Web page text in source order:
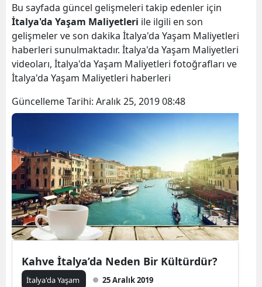
Bu sayfada güncel gelişmeleri takip edenler için
İtalya'da Yaşam Maliyetleri ile ilgili en son
gelişmeler ve son dakika İtalya'da Yaşam Maliyetleri
haberleri sunulmaktadır. İtalya'da Yaşam Maliyetleri
videoları, İtalya'da Yaşam Maliyetleri fotoğrafları ve
İtalya'da Yaşam Maliyetleri haberleri
Güncelleme Tarihi: Aralık 25, 2019 08:48
Kahve İtalya’da Neden Bir Kültürdür?
İtalya'da Yaşam 25 Aralık 2019